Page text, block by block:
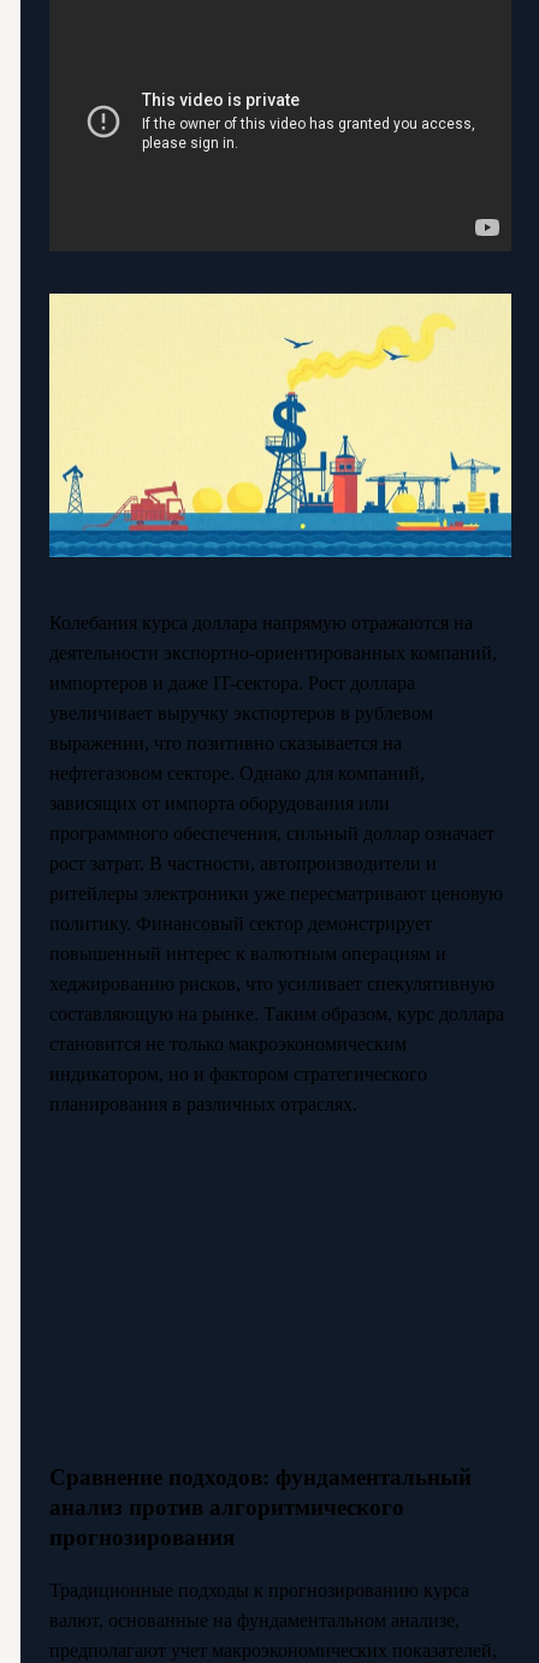
Колебания курса доллара напрямую отражаются на
деятельности экспортно-ориентированных компаний,
импортеров и даже IT-сектора. Рост доллара
увеличивает выручку экспортеров в рублевом
выражении, что позитивно сказывается на
нефтегазовом секторе. Однако для компаний,
зависящих от импорта оборудования или
программного обеспечения, сильный доллар означает
рост затрат. В частности, автопроизводители и
ритейлеры электроники уже пересматривают ценовую
политику. Финансовый сектор демонстрирует
повышенный интерес к валютным операциям и
хеджированию рисков, что усиливает спекулятивную
составляющую на рынке. Таким образом, курс доллара
становится не только макроэкономическим
индикатором, но и фактором стратегического
планирования в различных отраслях.
Сравнение подходов: фундаментальный
анализ против алгоритмического
прогнозирования
Традиционные подходы к прогнозированию курса
валют, основанные на фундаментальном анализе,
предполагают учет макроэкономических показателей,